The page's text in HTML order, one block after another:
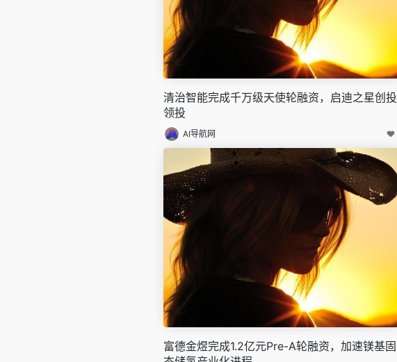
清治智能完成千万级天使轮融资，启迪之星创投
领投
AI导航网
富德金煜完成1.2亿元Pre-A轮融资，加速镁基固